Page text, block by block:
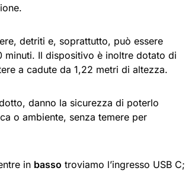
detriti e, soprattutto, può essere
minuti. Il dispositivo è inoltre dotato di
a cadute da 1,22 metri di altezza.
danno la sicurezza di poterlo
o ambiente, senza temere per
in basso troviamo l’ingresso USB C;